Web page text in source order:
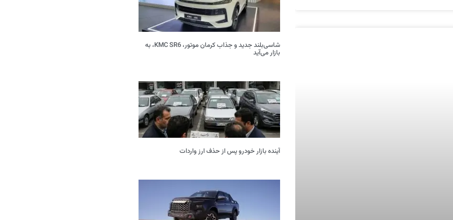
شاسی‌بلند جدید و جذاب کرمان موتور، KMC SR6، به
بازار می‌آید
آینده بازار خودرو پس از حذف ارز واردات